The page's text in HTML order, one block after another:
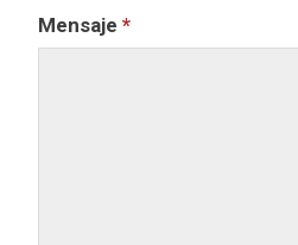
Mensaje *